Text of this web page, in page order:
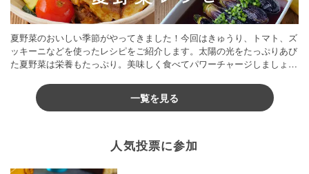
夏野菜のおいしい季節がやってきました！今回はきゅうり、トマト、ズ
ッキーニなどを使ったレシピをご紹介します。太陽の光をたっぷりあび
た夏野菜は栄養もたっぷり。美味しく食べてパワーチャージしましょう
一覧を見る
人気投票に参加